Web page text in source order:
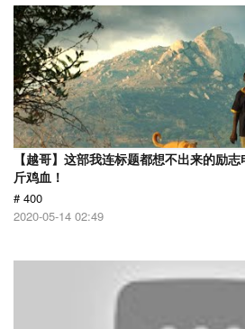
【越哥】这部我连标题都想不出来的励
斤鸡血！
# 400
2020-05-14 02:49